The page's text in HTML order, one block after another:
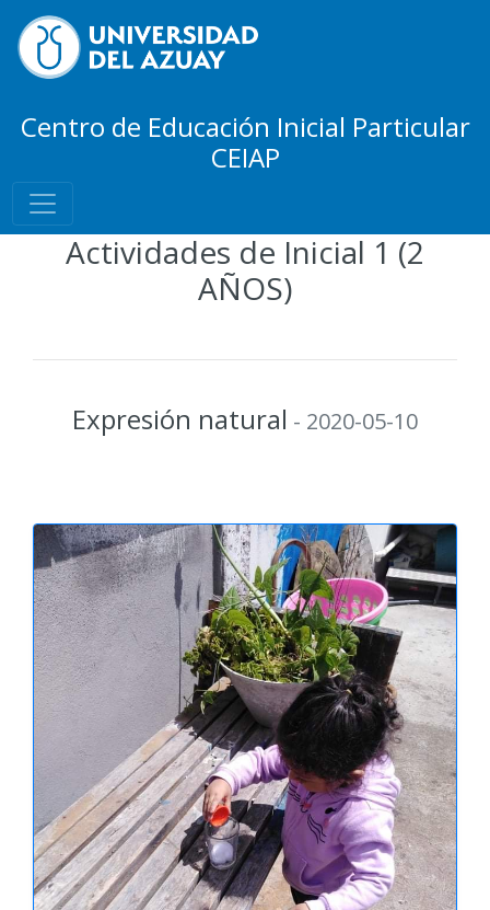
Centro de Educación Inicial Particular
CEIAP
Actividades de Inicial 1 (2
AÑOS)
Expresión natural - 2020-05-10